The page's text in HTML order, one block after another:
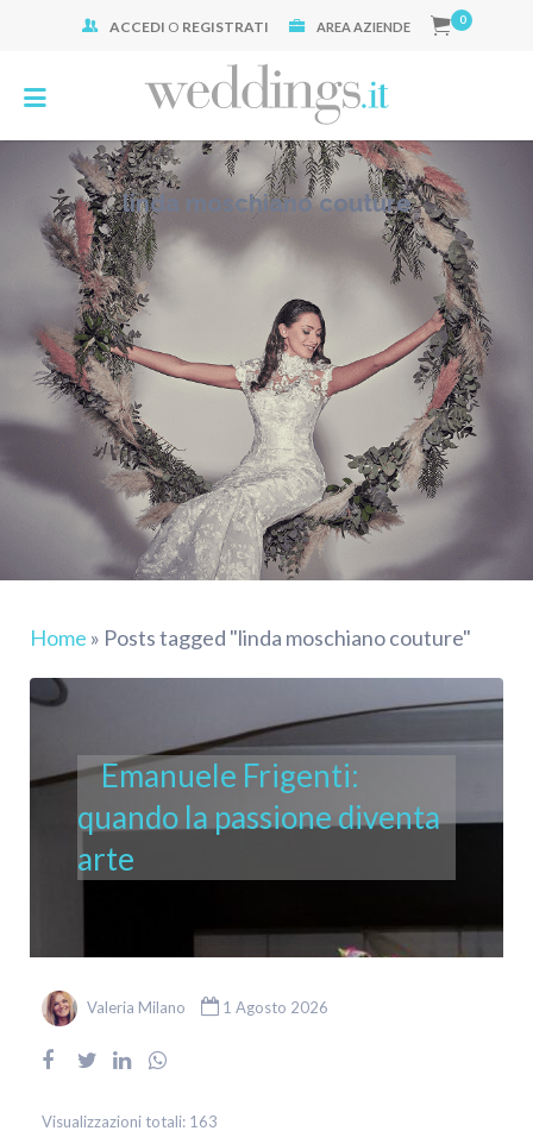
ACCEDI O REGISTRATI AREA AZIENDE 0
linda moschiano couture
Home » Posts tagged "linda moschiano couture"
Emanuele Frigenti:
quando la passione diventa
arte
Valeria Milano 1 Agosto 2026
Visualizzazioni totali: 163